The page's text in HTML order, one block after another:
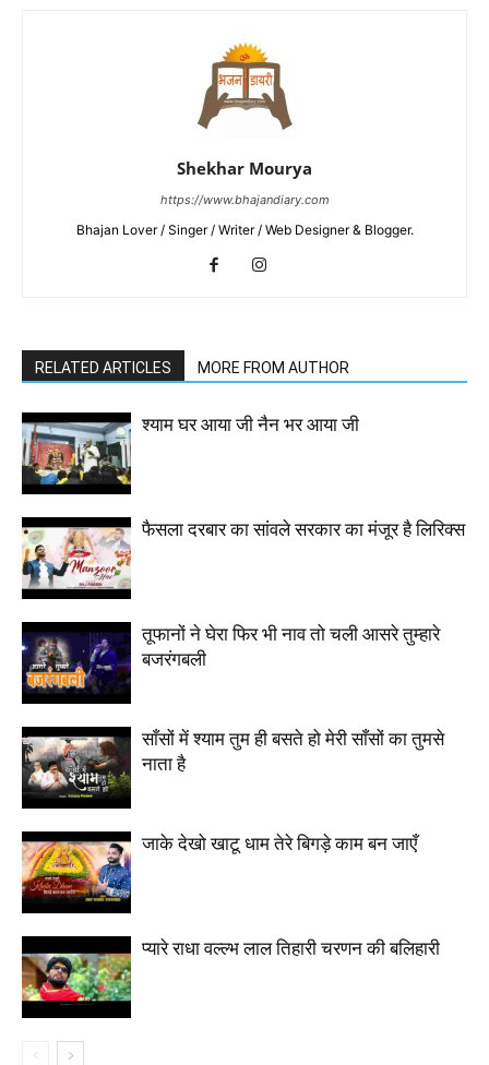
Shekhar Mourya
https://www.bhajandiary.com
Bhajan Lover / Singer / Writer / Web Designer & Blogger.
RELATED ARTICLES MORE FROM AUTHOR
श्याम घर आया जी नैन भर आया जी
फैसला दरबार का सांवले सरकार का मंजूर है लिरिक्स
तूफानों ने घेरा फिर भी नाव तो चली आसरे तुम्हारे
बजरंगबली
साँसों में श्याम तुम ही बसते हो मेरी साँसों का तुमसे
नाता है
जाके देखो खाटू धाम तेरे बिगड़े काम बन जाएँ
प्यारे राधा वल्ल्भ लाल तिहारी चरणन की बलिहारी